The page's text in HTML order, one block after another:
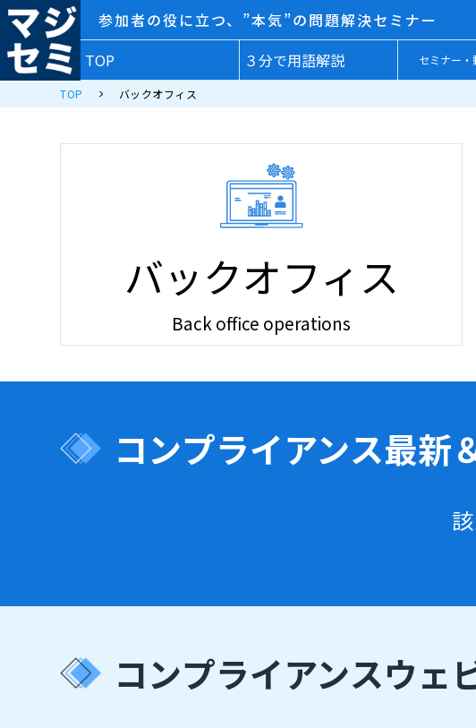
参加者の役に立つ、”本気”の問題解決セミナー
TOP
３分で用語解説 セミナー・
TOP バックオフィス
バックオフィス
Back office operations
コンプライアンス最新
コンプライアンスウェ